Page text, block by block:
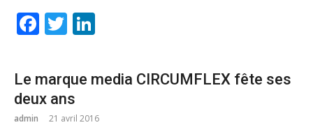
Facebook
Twitter
Le marque media CIRCUMFLEX fête ses
deux ans
admin 21 avril 2016